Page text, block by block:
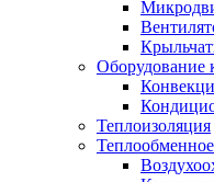
Оборудование
Теплоизоляция